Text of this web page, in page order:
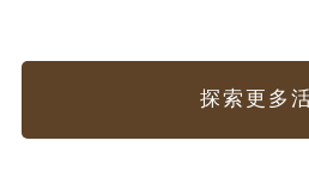
探索更多